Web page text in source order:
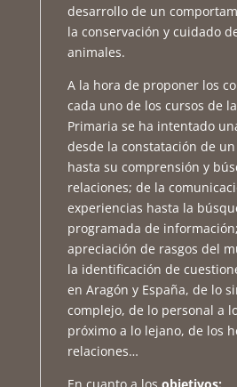
desarrollo de un
la conservación y cuidado
animales.
A la hora de proponer los
cada uno de los cursos de
Primaria se ha intentado
desde la constatación de
hasta su comprensión y
relaciones; de la
experiencias hasta la
programada de
apreciación de rasgos del
la identificación de
en Aragón y España, de lo
complejo, de lo personal a
próximo a lo lejano, de los
relaciones…